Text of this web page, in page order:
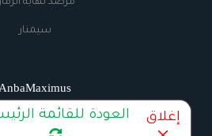
سيمنار
AnbaMaximus
اتصل بنا إغلاق العودة للقائمة